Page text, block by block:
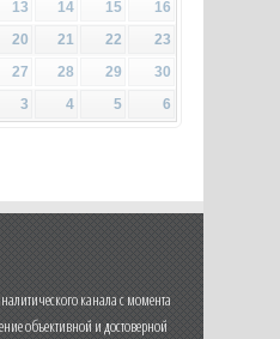
13 14 15
16
20 21 22
23
27 28 29
30
3 4 5 6
канала с момента
объективной и достоверной